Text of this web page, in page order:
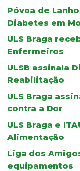
Póvoa de
Diabetes em
ULS Braga
Enfermeiros
ULSB assinala
Reabilitação
ULS Braga
contra a Dor
ULS Braga e
Alimentação
Liga dos
equipamentos